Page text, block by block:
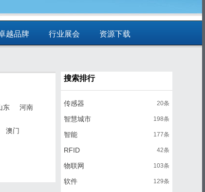
越品牌 行业展会 资源下载
东 河南
澳门
搜索排行
20条
传感器
198条
智慧城市
177条
智能
42条
RFID
103条
物联网
129条
软件